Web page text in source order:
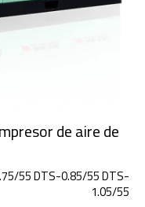
de aire de
55 DTS-0.85/55 DTS-
1.05/55